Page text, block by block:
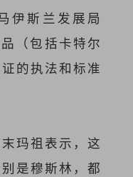
伊斯兰发展局
（包括卡特尔
的执法和标准
玛祖表示，这
是穆斯林，都